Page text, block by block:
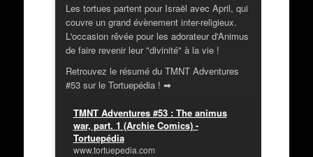
Les tortues partent pour Israël avec April, qui
couvre un grand évènement inter-religieux.
L'occasion rêvée pour les adorateur d'Animus
de faire revenir leur "divinité" à la vie !
Retrouvez le résumé du TMNT Adventures
#53 sur le Tortuepédia ! ➡
TMNT Adventures #53 : The animus
war, part. 1 (Archie Comics) -
Tortuepédia
www.tortuepedia.com